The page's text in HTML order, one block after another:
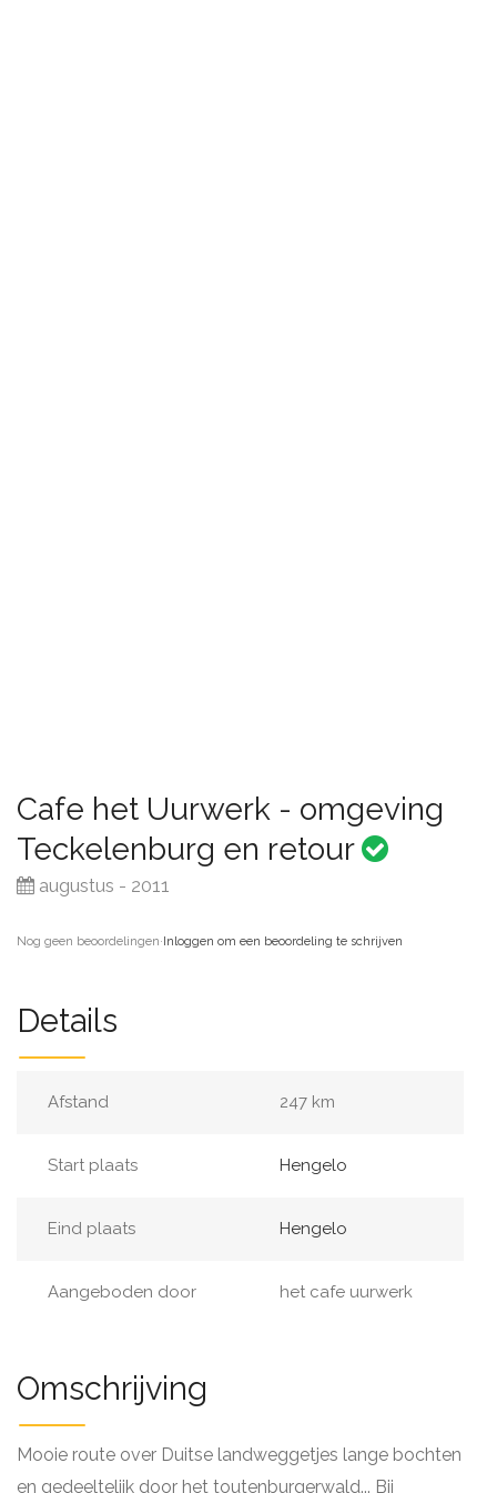
Cafe het Uurwerk - omgeving
Teckelenburg en retour
augustus - 2011
Nog geen beoordelingen·Inloggen om een beoordeling te schrijven
Details
Afstand 247 km
Start plaats Hengelo
Eind plaats Hengelo
Aangeboden door het cafe uurwerk
Omschrijving
Mooie route over Duitse landweggetjes lange bochten
en gedeeltelijk door het toutenburgerwald... Bij